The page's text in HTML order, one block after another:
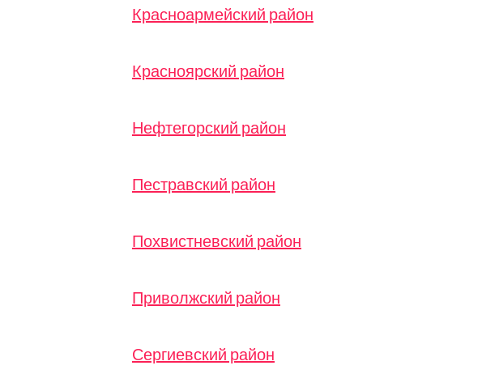
Красноармейский район
Красноярский район
Нефтегорский район
Пестравский район
Похвистневский район
Приволжский район
Сергиевский район